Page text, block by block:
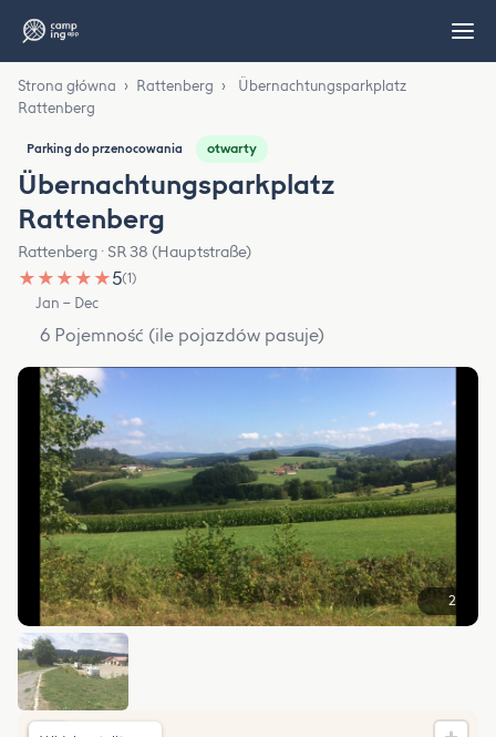
Strona główna › Rattenberg ›
Übernachtungsparkplatz
Rattenberg
Parking do przenocowania otwarty
Übernachtungsparkplatz
Rattenberg
Rattenberg · SR 38 (Hauptstraße)
★ ★ ★ ★ ★5(1)
Jan – Dec
6 Pojemność (ile pojazdów pasuje)
2